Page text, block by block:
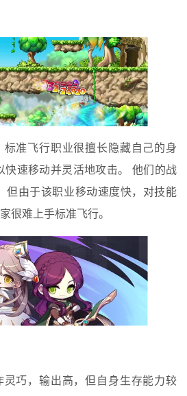
标准飞行职业很擅长隐藏自己的身
快速移动并灵活地攻击。 他们的战
但由于该职业移动速度快，对技能
很难上手标准飞行。
灵巧，输出高，但自身生存能力较